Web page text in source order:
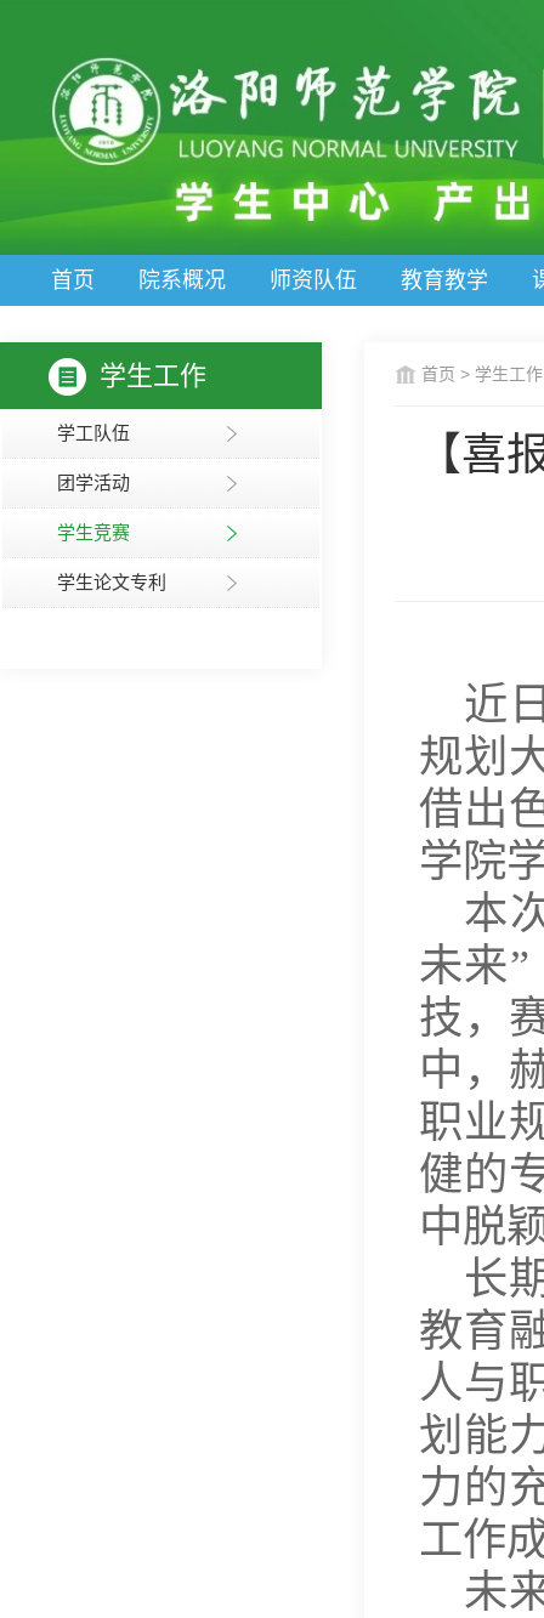
首页 院系概况 师资队伍 教育教学
学生工作
学工队伍
团学活动
学生竞赛
学生论文专利
首页 > 学生工作
【喜
近
规划
借出
学院
本
未来
技，
中，
职业
健的
中脱
长
教育
人与
划能
力的
工作
未